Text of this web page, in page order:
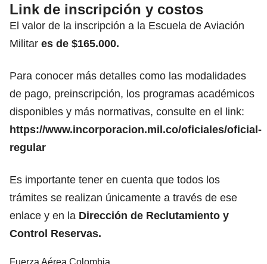
Link de inscripción y costos
El valor de la inscripción a la Escuela de Aviación
Militar es de $165.000.
Para conocer más detalles como las modalidades
de pago, preinscripción, los programas académicos
disponibles y más normativas, consulte en el link:
https://www.incorporacion.mil.co/oficiales/oficial-
regular
Es importante tener en cuenta que todos los
trámites se realizan únicamente a través de ese
enlace y en la Dirección de Reclutamiento y
Control Reservas.
Fuerza Aérea Colombia